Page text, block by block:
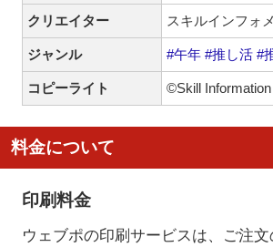
クリエイター スキルインフォ
ジャンル #午年 #推し活 #
コピーライト ©Skill
料金について
印刷料金
ウェブポの印刷サービスは、ご注